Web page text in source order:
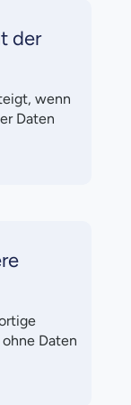
der
wenn
Daten
Daten